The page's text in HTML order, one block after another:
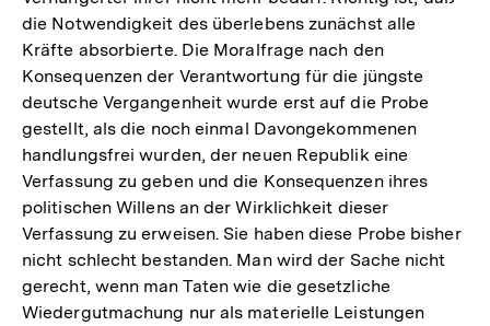
die Notwendigkeit des überlebens zunächst alle
Kräfte absorbierte. Die Moralfrage nach den
Konsequenzen der Verantwortung für die jüngste
deutsche Vergangenheit wurde erst auf die Probe
gestellt, als die noch einmal Davongekommenen
handlungsfrei wurden, der neuen Republik eine
Verfassung zu geben und die Konsequenzen ihres
politischen Willens an der Wirklichkeit dieser
Verfassung zu erweisen. Sie haben diese Probe bisher
nicht schlecht bestanden. Man wird der Sache nicht
gerecht, wenn man Taten wie die gesetzliche
Wiedergutmachung nur als materielle Leistungen